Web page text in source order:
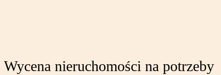
Wycena nieruchomości na potrzeby